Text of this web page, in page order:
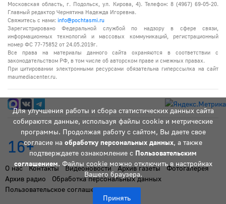
Для улучшения работы и сбора статистических данных сайта
собираются данные, используя файлы cookie и метрические
программы. Продолжая работу с сайтом, Вы даете свое
согласие на обработку персональных данных, а также
подтверждаете ознакомление с Пользовательским
соглашением. Файлы cookie можно отключить в настройках
Вашего браузера.
Принять
Московская область, г. Подольск, ул. Кирова, 4). Телефон: 8 (4967) 69-05-20.
Главный редактор Чернятина Надежда Игоревна.
Свяжитесь с нами: info@pochtasmi.ru
Зарегистрировано Федеральной службой по надзору в сфере связи,
информационных технологий и массовых коммуникаций, регистрационный
номер ФС 77-75852 от 24.05.2019г.
Все права на материалы данного сайта охраняются в соответствии с
законодательством РФ, в том числе об авторском праве и смежных правах.
При цитировании электронными ресурсами обязательна гиперссылка на сайт
maumediacenter.ru.
16+
О нас Контакты Видеоновости Архив газеты
Фотогалерея
Архив радио
Обработка персональных данных
Пользовательское соглашение